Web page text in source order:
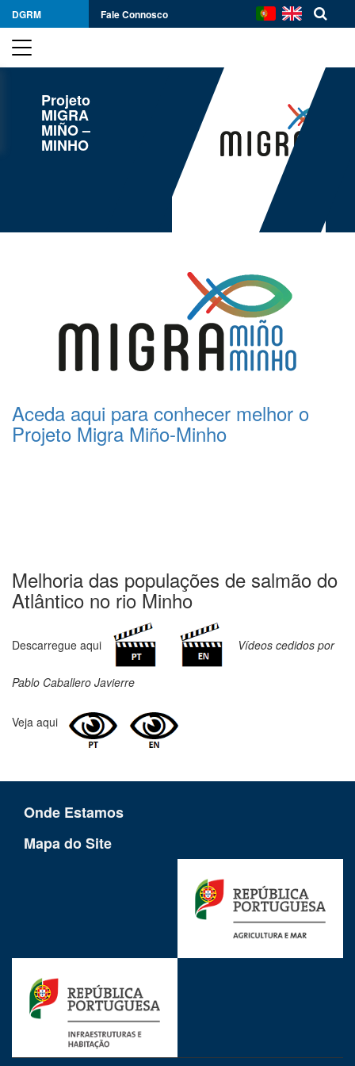
DGRM Fale Connosco
Projeto
MIGRA
MIÑO –
MINHO
Aceda aqui para conhecer melhor o
Projeto Migra Miño-Minho
Melhoria das populações de salmão do
Atlântico no rio Minho
Descarregue aqui Vídeos cedidos por
Pablo Caballero Javierre
Veja aqui
Onde Estamos
Mapa do Site